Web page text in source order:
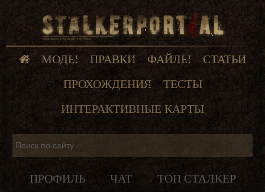
МОДЫ ПРАВКИ ФАЙЛЫ
СТАТЬИ
ПРОХОЖДЕНИЯ
ТЕСТЫ
ИНТЕРАКТИВНЫЕ КАРТЫ
ПРОФИЛЬ ЧАТ ТОП СТАЛКЕР